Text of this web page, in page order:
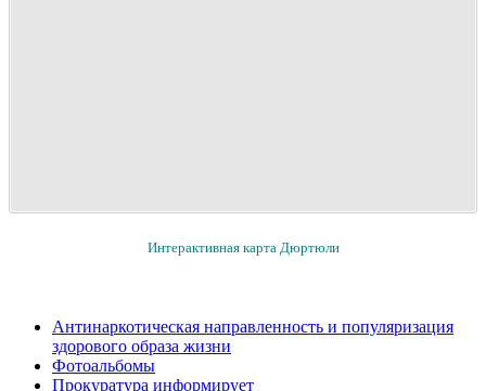
Интерактивная карта Дюртюли
Антинаркотическая направленность и популяризация
здорового образа жизни
Фотоальбомы
Прокуратура информирует